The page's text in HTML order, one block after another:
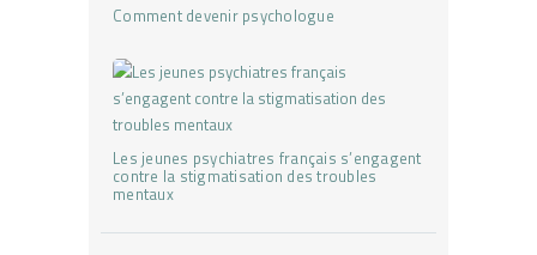
Comment devenir psychologue
Les jeunes psychiatres français s’engagent
contre la stigmatisation des troubles
mentaux